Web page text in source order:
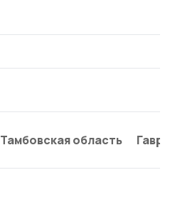
Тамбовская область